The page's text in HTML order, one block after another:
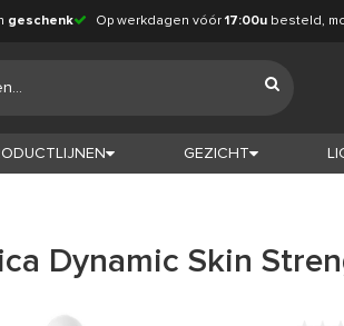
geschenk Op werkdagen vóór 17:00u besteld,
GEZICHT
Dynamic Skin